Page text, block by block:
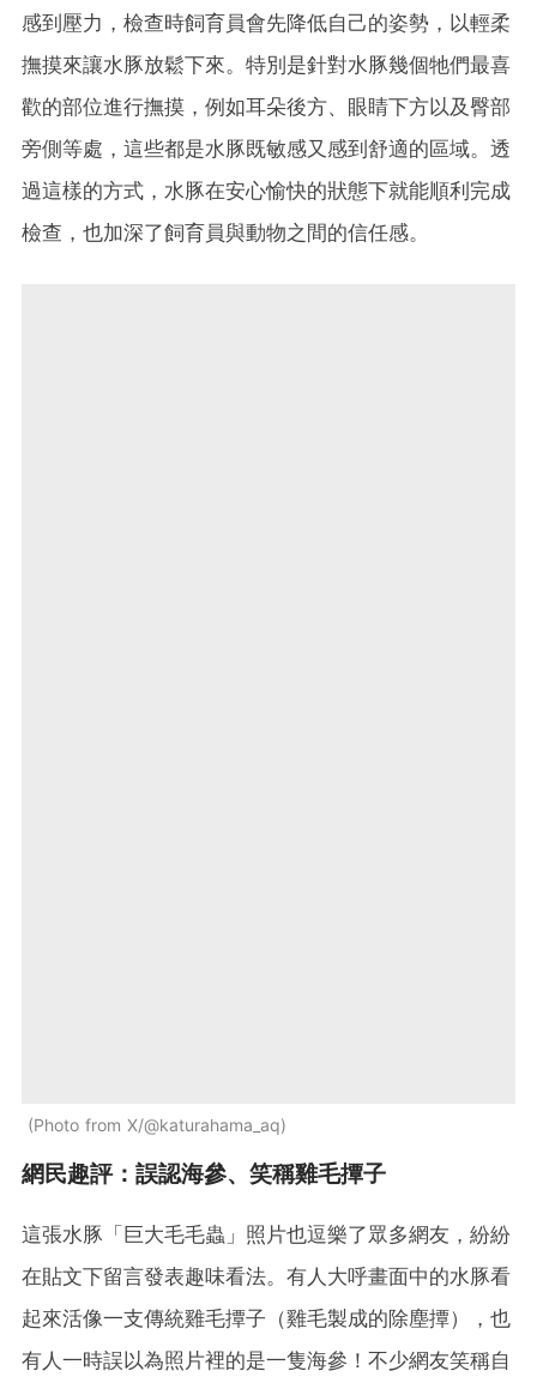
感到壓力，檢查時飼育員會先降低自己的姿勢，以輕柔
撫摸來讓水豚放鬆下來。特別是針對水豚幾個牠們最喜
歡的部位進行撫摸，例如耳朵後方、眼睛下方以及臀部
旁側等處，這些都是水豚既敏感又感到舒適的區域。透
過這樣的方式，水豚在安心愉快的狀態下就能順利完成
檢查，也加深了飼育員與動物之間的信任感。
Photo from X/@katurahama_aq
網民趣評：誤認海參、笑稱雞毛撢子
這張水豚「巨大毛毛蟲」照片也逗樂了眾多網友，紛紛
在貼文下留言發表趣味看法。有人大呼畫面中的水豚看
起來活像一支傳統雞毛撢子（雞毛製成的除塵撢），也
有人一時誤以為照片裡的是一隻海參！不少網友笑稱自